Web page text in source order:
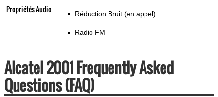
Propriétés Audio Réduction Bruit (en appel)
Radio FM
Alcatel 2001 Frequently Asked
Questions (FAQ)